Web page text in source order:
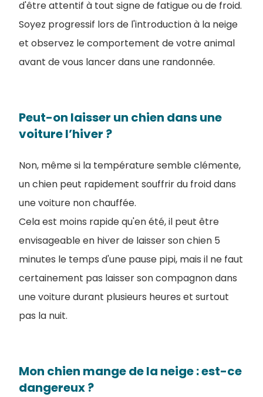
d'être attentif à tout signe de fatigue ou de froid.
Soyez progressif lors de l'introduction à la neige
et observez le comportement de votre animal
avant de vous lancer dans une randonnée.
Peut-on laisser un chien dans une
voiture l’hiver ?
Non, même si la température semble clémente,
un chien peut rapidement souffrir du froid dans
une voiture non chauffée.
Cela est moins rapide qu'en été, il peut être
envisageable en hiver de laisser son chien 5
minutes le temps d'une pause pipi, mais il ne faut
certainement pas laisser son compagnon dans
une voiture durant plusieurs heures et surtout
pas la nuit.
Mon chien mange de la neige : est-ce
dangereux ?